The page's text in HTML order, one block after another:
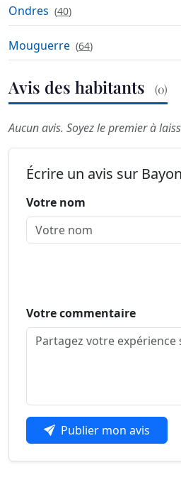
Ondres (40)
Mouguerre (64)
Avis des habitants (0)
Aucun avis. Soyez le premier à
Écrire un avis sur
Votre nom
Votre commentaire
Publier mon avis